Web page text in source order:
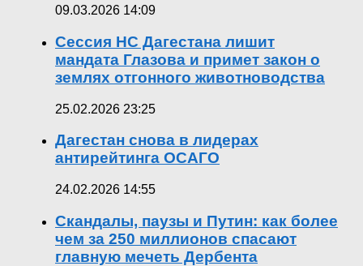
09.03.2026 14:09
Сессия НС Дагестана лишит
мандата Глазова и примет закон о
землях отгонного животноводства
25.02.2026 23:25
Дагестан снова в лидерах
антирейтинга ОСАГО
24.02.2026 14:55
Скандалы, паузы и Путин: как более
чем за 250 миллионов спасают
главную мечеть Дербента